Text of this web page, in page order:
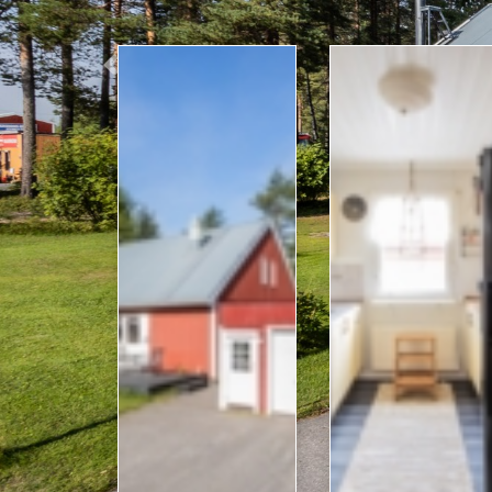
Previous